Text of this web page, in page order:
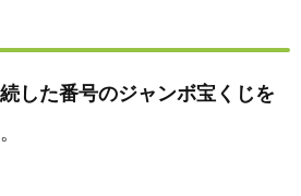
した番号のジャンボ宝くじを